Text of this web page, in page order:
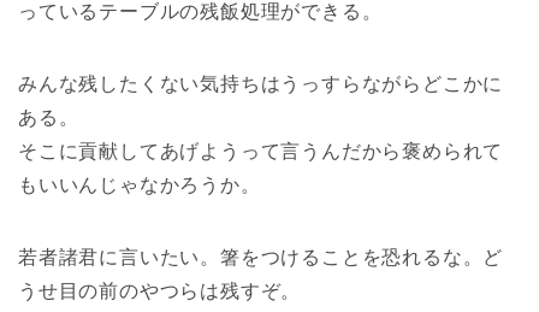
っているテーブルの残飯処理ができる。
みんな残したくない気持ちはうっすらながらどこかに
ある。
そこに貢献してあげようって言うんだから褒められて
もいいんじゃなかろうか。
若者諸君に言いたい。箸をつけることを恐れるな。ど
うせ目の前のやつらは残すぞ。